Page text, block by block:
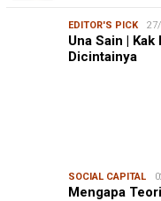
EDITOR'S PICK
Una Sain |
Dicintainya
SOCIAL CAPITAL
Mengapa